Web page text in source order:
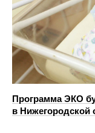
Программа ЭКО
в Нижегородской